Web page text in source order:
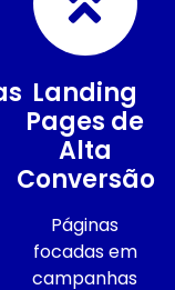
Landing
Pages de
Alta
Conversão
Páginas
focadas em
campanhas